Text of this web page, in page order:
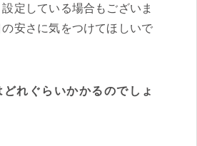
定している場合もございま
安さに気をつけてほしいで
どれぐらいかかるのでしょ